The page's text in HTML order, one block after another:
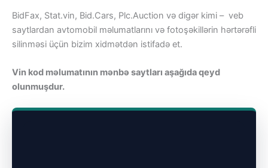
BidFax, Stat.vin, Bid.Cars, Plc.Auction və digər kimi – veb
saytlardan avtomobil məlumatlarını və fotoşəkillərin hərtərəfli
silinməsi üçün bizim xidmətdən istifadə et.
Vin kod məlumatının mənbə saytları aşağıda qeyd
olunmuşdur.